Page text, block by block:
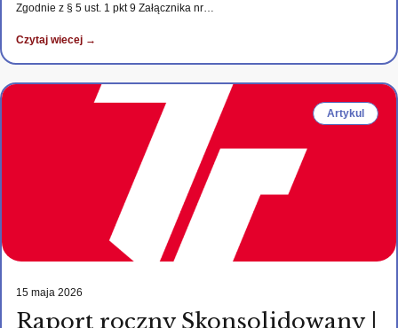
Zgodnie z § 5 ust. 1 pkt 9 Załącznika nr…
Czytaj wiecej →
Artykul
15 maja 2026
Raport roczny Skonsolidowany |